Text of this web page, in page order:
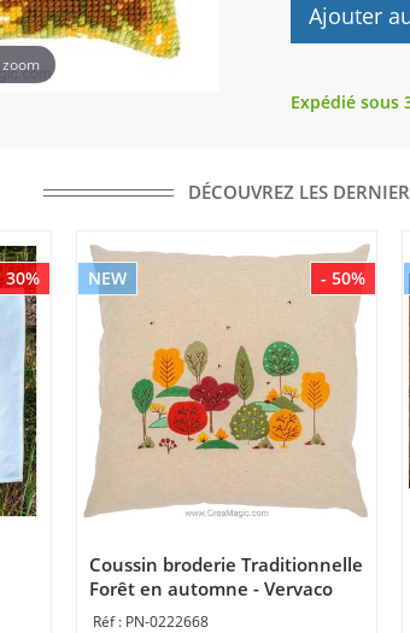
Ajouter
Expédié sous
DÉCOUVREZ LES
30% - 50%
NEW
Coussin broderie Traditionnelle
Forêt en automne - Vervaco
PN-0222668